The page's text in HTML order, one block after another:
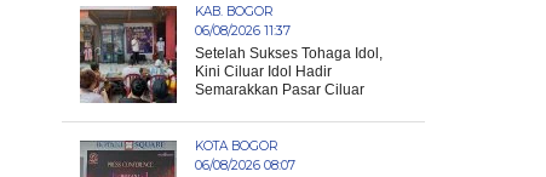
KAB. BOGOR
06/08/2026 11:37
Setelah Sukses Tohaga Idol,
Kini Ciluar Idol Hadir
Semarakkan Pasar Ciluar
KOTA BOGOR
06/08/2026 08:07